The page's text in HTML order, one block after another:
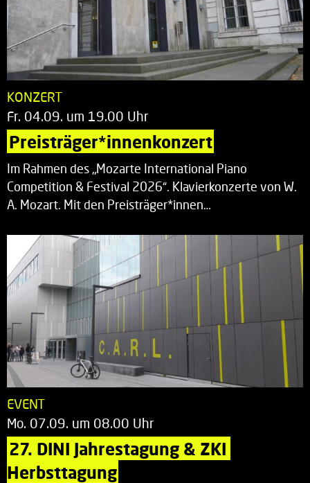
KONZERT
Fr. 04.09. um 19.00 Uhr
Preisträger*innenkonzert
Im Rahmen des „Mozarte International Piano
Competition & Festival 2026“. Klavierkonzerte von W.
A. Mozart. Mit den Preisträger*innen…
EVENT
Mo. 07.09. um 08.00 Uhr
27. DINI Jahrestagung & ZKI
Herbsttagung